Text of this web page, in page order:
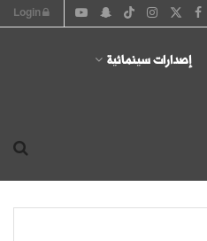
إصدارات سينمائية